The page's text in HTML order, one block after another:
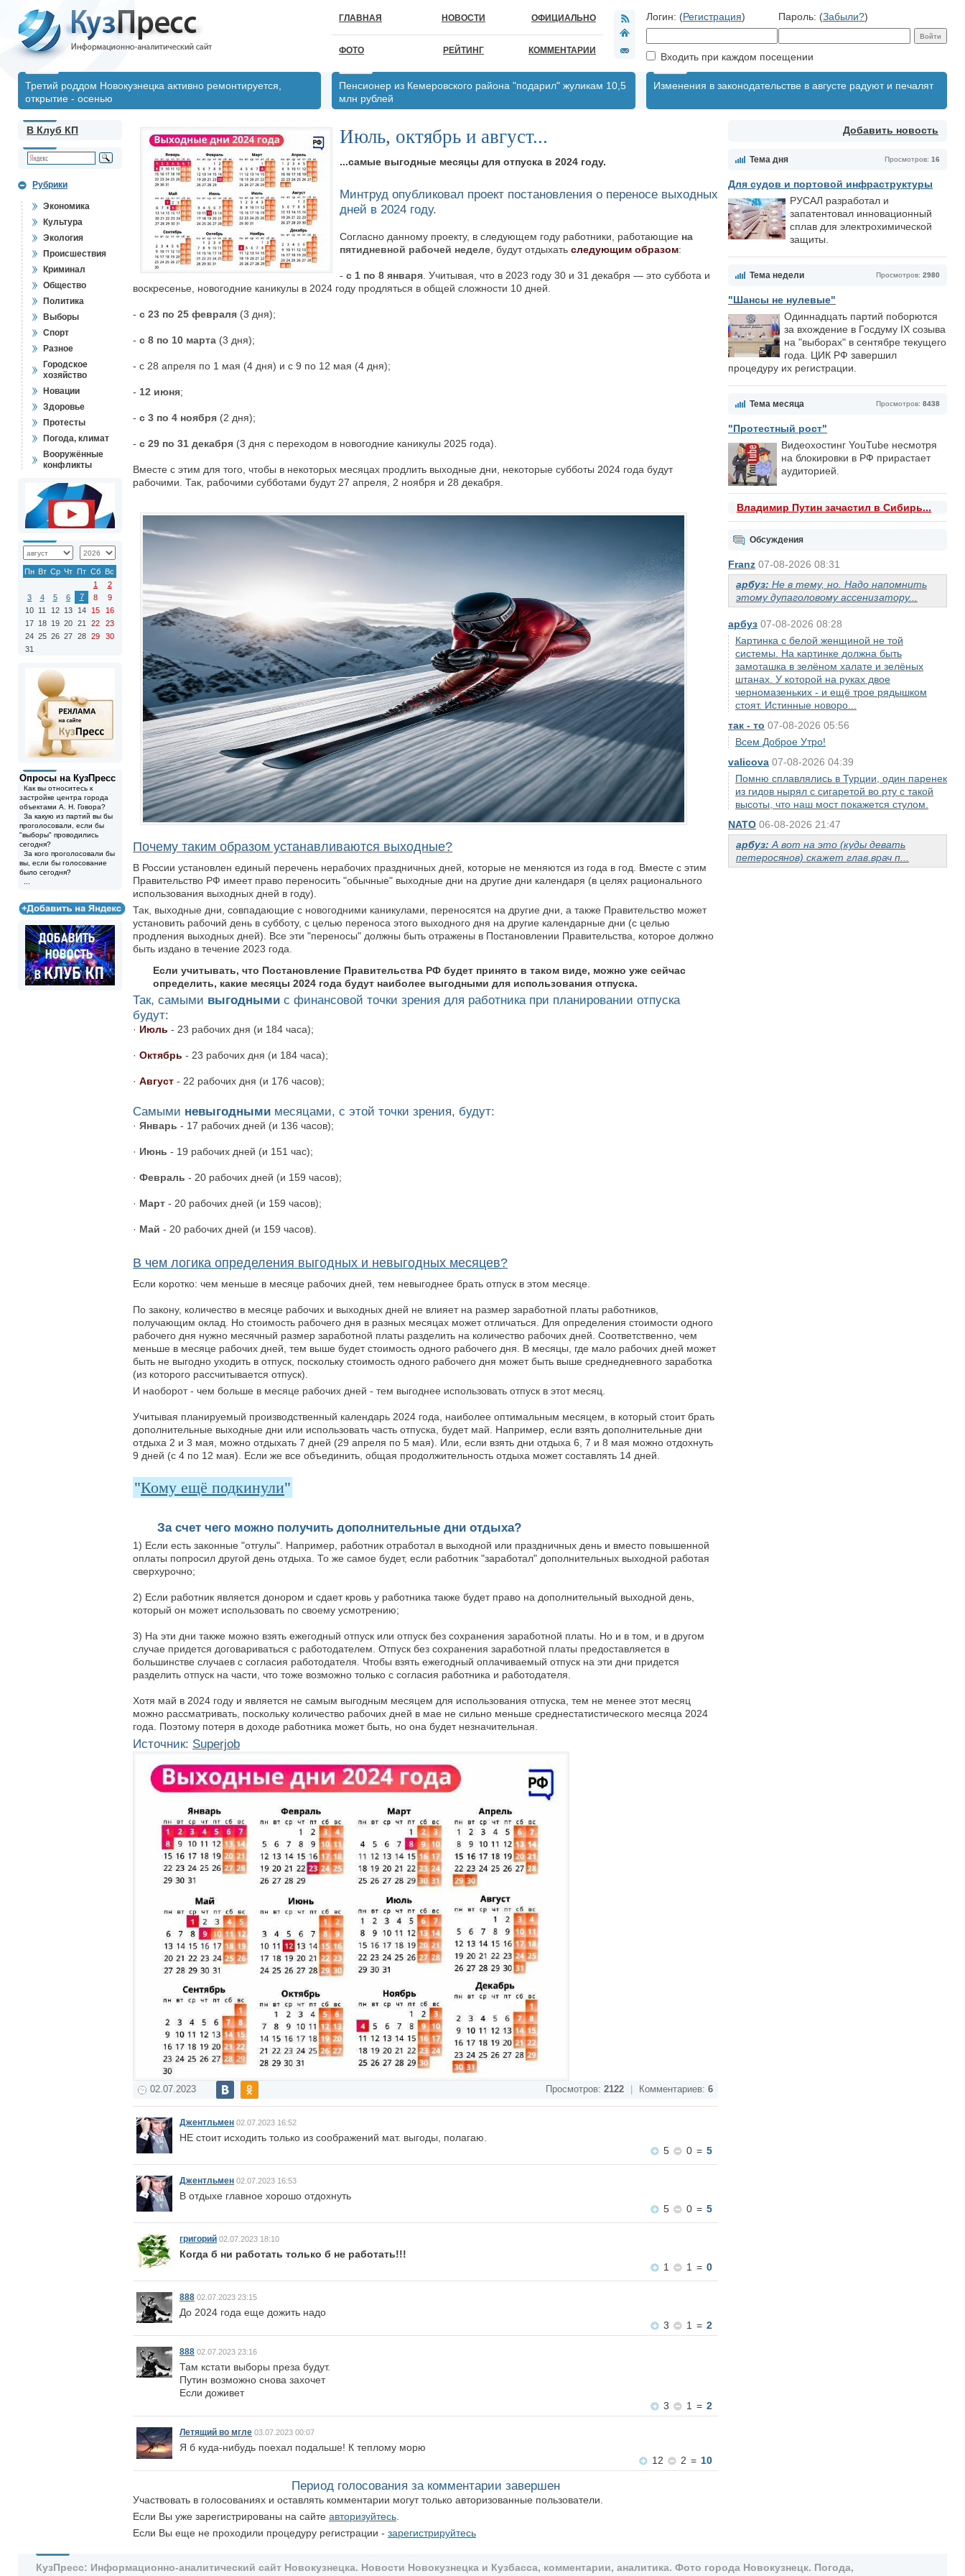
ГЛАВНАЯ НОВОСТИ ОФИЦИАЛЬНО
ФОТО РЕЙТИНГ КОММЕНТАРИИ
Логин: (Регистрация) Пароль: (Забыли?)
Входить при каждом посещении
Третий роддом Новокузнецка активно ремонтируется,
открытие - осенью
Пенсионер из Кемеровского района "подарил" жуликам 10,5
млн рублей
Изменения в законодательстве в августе радуют и печалят
Добавить новость
Просмотров: 16
Тема дня
Для судов и портовой инфраструктуры
РУСАЛ разработал и
запатентовал инновационный
сплав для электрохимической
защиты.
Просмотров: 2980
Тема недели
"Шансы не нулевые"
Одиннадцать партий поборются
за вхождение в Госдуму IX созыва
на "выборах" в сентябре текущего
года. ЦИК РФ завершил
процедуру их регистрации.
Просмотров: 8438
Тема месяца
"Протестный рост"
Видеохостинг YouTube несмотря
на блокировки в РФ прирастает
аудиторией.
Владимир Путин зачастил в Сибирь...
Обсуждения
Franz 07-08-2026 08:31
арбуз: Не в тему, но. Надо напомнить
этому дупаголовому ассенизатору...
арбуз 07-08-2026 08:28
Картинка с белой женщиной не той
системы. На картинке должна быть
замоташка в зелёном халате и зелёных
штанах. У которой на руках двое
черномазеньких - и ещё трое рядышком
стоят. Истинные новоро...
так - то 07-08-2026 05:56
Всем Доброе Утро!
valicova 07-08-2026 04:39
Помню сплавлялись в Турции, один паренек
из гидов нырял с сигаретой во рту с такой
высоты, что наш мост покажется стулом.
NATO 06-08-2026 21:47
арбуз: А вот на это (куды девать
петеросянов) скажет глав.врач п...
В Клуб КП
Рубрики
Экономика
Культура
Экология
Происшествия
Криминал
Общество
Политика
Выборы
Спорт
Разное
Городское
хозяйство
Новации
Здоровье
Протесты
Погода, климат
Вооружённые
конфликты
Пн Вт Ср Чт Пт Сб Вс
1
2
3
4 5 6 7 8
9
10 11 12 13 14 15
16
17 18 19 20 21 22
23
24 25 26 27 28 29
30
31
Опросы на КузПресс
Как вы относитесь к
застройке центра города
объектами А. Н. Говора?
За какую из партий вы бы
проголосовали, если бы
"выборы" проводились
сегодня?
За кого проголосовали бы
вы, если бы голосование
было сегодня?
Июль, октябрь и август...
...самые выгодные месяцы для отпуска в 2024 году.
Минтруд опубликовал проект постановления о переносе выходных
дней в 2024 году.
Согласно данному проекту, в следующем году работники, работающие на
пятидневной рабочей неделе , будут отдыхать следующим образом:
- с 1 по 8 января . Учитывая, что в 2023 году 30 и 31 декабря — это суббота и
воскресенье, новогодние каникулы в 2024 году продляться в общей сложности 10 дней.
- с 23 по 25 февраля (3 дня);
- с 8 по 10 марта (3 дня);
- с 28 апреля по 1 мая (4 дня) и с 9 по 12 мая (4 дня);
- 12 июня;
- с 3 по 4 ноября (2 дня);
- с 29 по 31 декабря (3 дня с переходом в новогодние каникулы 2025 года).
Вместе с этим для того, чтобы в некоторых месяцах продлить выходные дни, некоторые субботы 2024 года будут
рабочими. Так, рабочими субботами будут 27 апреля, 2 ноября и 28 декабря.
Почему таким образом устанавливаются выходные?
В России установлен единый перечень нерабочих праздничных дней, которые не меняются из года в год. Вместе с этим
Правительство РФ имеет право переносить "обычные" выходные дни на другие дни календаря (в целях рационального
использования выходных дней в году).
Так, выходные дни, совпадающие с новогодними каникулами, переносятся на другие дни, а также Правительство может
установить рабочий день в субботу, с целью переноса этого выходного дня на другие календарные дни (с целью
продления выходных дней). Все эти "переносы" должны быть отражены в Постановлении Правительства, которое должно
быть издано в течение 2023 года.
Если учитывать, что Постановление Правительства РФ будет принято в таком виде, можно уже сейчас
определить, какие месяцы 2024 года будут наиболее выгодными для использования отпуска.
Так, самыми выгодными с финансовой точки зрения для работника при планировании отпуска
будут:
· Июль - 23 рабочих дня (и 184 часа);
· Октябрь - 23 рабочих дня (и 184 часа);
· Август - 22 рабочих дня (и 176 часов);
Самыми невыгодными месяцами, с этой точки зрения, будут:
· Январь - 17 рабочих дней (и 136 часов);
· Июнь - 19 рабочих дней (и 151 час);
· Февраль - 20 рабочих дней (и 159 часов);
· Март - 20 рабочих дней (и 159 часов);
· Май - 20 рабочих дней (и 159 часов).
В чем логика определения выгодных и невыгодных месяцев?
Если коротко: чем меньше в месяце рабочих дней, тем невыгоднее брать отпуск в этом месяце.
По закону, количество в месяце рабочих и выходных дней не влияет на размер заработной платы работников,
получающим оклад. Но стоимость рабочего дня в разных месяцах может отличаться. Для определения стоимости одного
рабочего дня нужно месячный размер заработной платы разделить на количество рабочих дней. Соответственно, чем
меньше в месяце рабочих дней, тем выше будет стоимость одного рабочего дня. В месяцы, где мало рабочих дней может
быть не выгодно уходить в отпуск, поскольку стоимость одного рабочего дня может быть выше среднедневного заработка
(из которого рассчитывается отпуск).
И наоборот - чем больше в месяце рабочих дней - тем выгоднее использовать отпуск в этот месяц.
Учитывая планируемый производственный календарь 2024 года, наиболее оптимальным месяцем, в который стоит брать
дополнительные выходные дни или использовать часть отпуска, будет май. Например, если взять дополнительные дни
отдыха 2 и 3 мая, можно отдыхать 7 дней (29 апреля по 5 мая). Или, если взять дни отдыха 6, 7 и 8 мая можно отдохнуть
9 дней (с 4 по 12 мая). Если же все объединить, общая продолжительность отдыха может составлять 14 дней.
"Кому ещё подкинули"
За счет чего можно получить дополнительные дни отдыха?
1) Если есть законные "отгулы". Например, работник отработал в выходной или праздничных день и вместо повышенной
оплаты попросил другой день отдыха. То же самое будет, если работник "заработал" дополнительных выходной работая
сверхурочно;
2) Если работник является донором и сдает кровь у работника также будет право на дополнительный выходной день,
который он может использовать по своему усмотрению;
3) На эти дни также можно взять ежегодный отпуск или отпуск без сохранения заработной платы. Но и в том, и в другом
случае придется договариваться с работодателем. Отпуск без сохранения заработной платы предоставляется в
большинстве случаев с согласия работодателя. Чтобы взять ежегодный оплачиваемый отпуск на эти дни придется
разделить отпуск на части, что тоже возможно только с согласия работника и работодателя.
Хотя май в 2024 году и является не самым выгодным месяцем для использования отпуска, тем не менее этот месяц
можно рассматривать, поскольку количество рабочих дней в мае не сильно меньше среднестатистического месяца 2024
года. Поэтому потеря в доходе работника может быть, но она будет незначительная.
Источник: Superjob
02.07.2023 Просмотров: 2122 Комментариев: 6
Джентльмен 02.07.2023 16:52
НЕ стоит исходить только из соображений мат. выгоды, полагаю.
5
0 = 5
Джентльмен 02.07.2023 16:53
В отдыхе главное хорошо отдохнуть
5
0 = 5
григорий 02.07.2023 18:10
Когда б ни работать только б не работать!!!
1
1 = 0
888 02.07.2023 23:15
До 2024 года еще дожить надо
3
1 = 2
888 02.07.2023 23:16
Там кстати выборы преза будут.
Путин возможно снова захочет
Если доживет
3
1 = 2
Летящий во мгле 03.07.2023 00:07
Я б куда-нибудь поехал подальше! К теплому морю
12
2 = 10
Период голосования за комментарии завершен
Участвовать в голосованиях и оставлять комментарии могут только авторизованные пользователи.
Если Вы уже зарегистрированы на сайте авторизуйтесь
Если Вы еще не проходили процедуру регистрации - зарегистрируйтесь
КузПресс: Информационно-аналитический сайт Новокузнецка. Новости Новокузнецка и Кузбасса, комментарии, аналитика. Фото города Новокузнецк. Погода,